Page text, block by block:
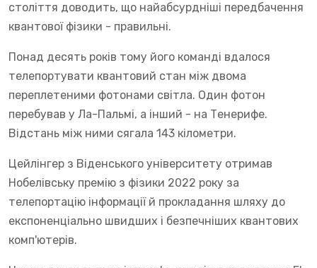
століття доводить, що найабсурдніші передбачення
квантової фізики - правильні.
Понад десять років тому його команді вдалося
телепортувати квантовий стан між двома
переплетеними фотонами світла. Один фотон
перебував у Ла-Пальмі, а інший - на Тенерифе.
Відстань між ними сягала 143 кілометри.
Цейлінгер з Віденського університету отримав
Нобелівську премію з фізики 2022 року за
телепортацію інформації й прокладання шляху до
експоненціально швидших і безпечніших квантових
комп'ютерів.